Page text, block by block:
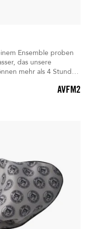
Ensemble proben
das unsere
mehr als 4 Stunden
ergreifen.
AVFM2